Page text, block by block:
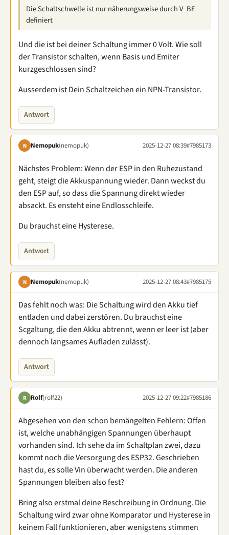
Die Schaltschwelle ist nur näherungsweise durch V_BE
definiert
Und die ist bei deiner Schaltung immer 0 Volt. Wie soll
der Transistor schalten, wenn Basis und Emiter
kurzgeschlossen sind?
Ausserdem ist Dein Schaltzeichen ein NPN-Transistor.
Antwort
N Nemopuk(nemopuk) 2025-12-27 08:39#7985173
Nächstes Problem: Wenn der ESP in den Ruhezustand
geht, steigt die Akkuspannung wieder. Dann weckst du
den ESP auf, so dass die Spannung direkt wieder
absackt. Es ensteht eine Endlosschleife.
Du brauchst eine Hysterese.
Antwort
N Nemopuk(nemopuk) 2025-12-27 08:43#7985175
Das fehlt noch was: Die Schaltung wird den Akku tief
entladen und dabei zerstören. Du brauchst eine
Scgaltung, die den Akku abtrennt, wenn er leer ist (aber
dennoch langsames Aufladen zulässt).
Antwort
R Rolf(rolf22) 2025-12-27 09:22#7985186
Abgesehen von den schon bemängelten Fehlern: Offen
ist, welche unabhängigen Spannungen überhaupt
vorhanden sind. Ich sehe da im Schaltplan zwei, dazu
kommt noch die Versorgung des ESP32. Geschrieben
hast du, es solle Vin überwacht werden. Die anderen
Spannungen bleiben also fest?
Bring also erstmal deine Beschreibung in Ordnung. Die
Schaltung wird zwar ohne Komparator und Hysterese in
keinem Fall funktionieren, aber wenigstens stimmen